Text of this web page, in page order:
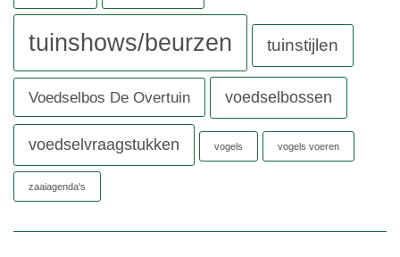
tuinshows/beurzen tuinstijlen
Voedselbos De Overtuin voedselbossen
voedselvraagstukken vogels vogels voeren
zaaiagenda's